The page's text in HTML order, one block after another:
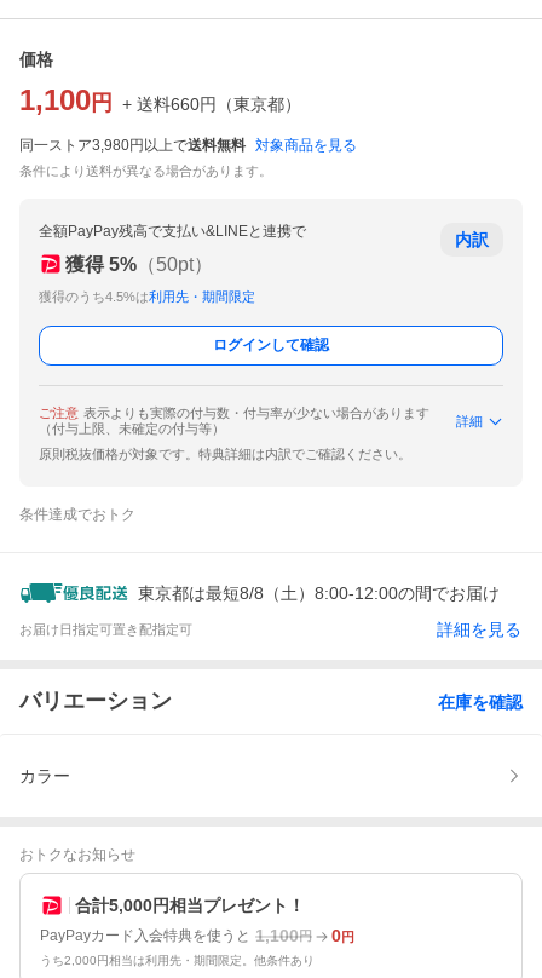
価格
1,100 円 + 送料660円 （東京都）
同一ストア3,980円以上で送料無料 対象商品を見る
条件により送料が異なる場合があります。
全額PayPay残高で支払い&LINEと連携で
獲得 5% （50pt）
獲得のうち4.5%は利用先・期間限定
内訳
ログインして確認
ご注意 表示よりも実際の付与数・付与率が少ない場合があります
（付与上限、未確定の付与等）
詳細
原則税抜価格が対象です。特典詳細は内訳でご確認ください。
条件達成でおトク
東京都は最短8/8（土）8:00-12:00の間でお届け
お届け日指定可置き配指定可 詳細を見る
バリエーション 在庫を確認
カラー
おトクなお知らせ
合計5,000円相当プレゼント！
PayPayカード入会特典を使うと 1,100円 0円
うち2,000円相当は利用先・期間限定。他条件あり